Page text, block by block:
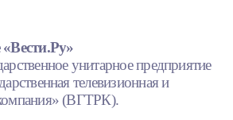
унитарное предприятие
телевизионная и
(ВГТРК).